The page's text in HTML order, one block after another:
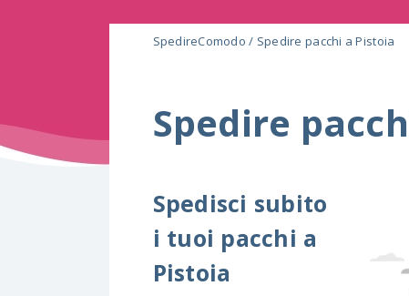
SpedireComodo / Spedire pacchi a Pistoia
Spedire
Spedisci subito
i tuoi pacchi a
Pistoia